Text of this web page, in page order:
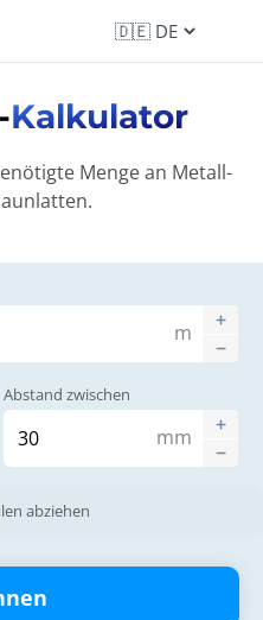
Kalkulator
Menge an Metall-
m
Abstand zwischen
mm
abziehen